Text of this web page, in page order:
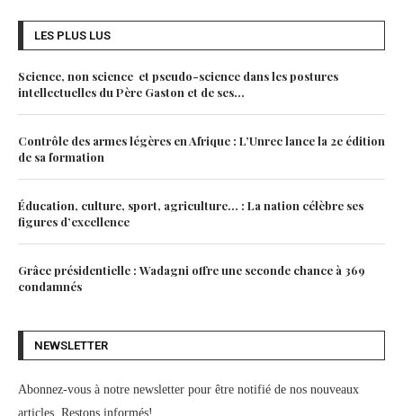
LES PLUS LUS
Science, non science et pseudo-science dans les postures
intellectuelles du Père Gaston et de ses...
Contrôle des armes légères en Afrique : L’Unrec lance la 2e édition
de sa formation
Éducation, culture, sport, agriculture… : La nation célèbre ses
figures d’excellence
Grâce présidentielle : Wadagni offre une seconde chance à 369
condamnés
NEWSLETTER
Abonnez-vous à notre newsletter pour être notifié de nos nouveaux
articles. Restons informés!